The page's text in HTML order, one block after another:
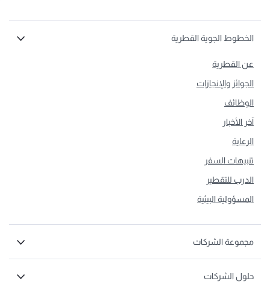
الخطوط الجوية القطرية
عن القطرية
الجوائز والإنجازات
الوظائف
آخر الأخبار
الرعاية
تنبيهات السفر
الدرب للتقطير
المسؤولية البيئية
مجموعة الشركات
حلول الشركات